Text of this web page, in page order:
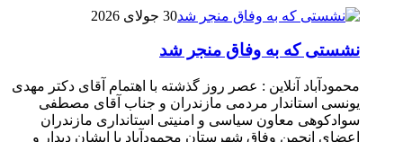
30 جولای 2026
نشستی که به وفاق منجر شد
محمودآباد آنلاین : عصر روز گذشته با اهتمام آقای دکتر مهدی
یونسی استاندار مردمی مازندران و جناب آقای مصطفی
سوادکوهی معاون سیاسی و امنیتی استانداری مازندران
اعضای انجمن وفاق شهرستان محمودآباد با ایشان دیدار و